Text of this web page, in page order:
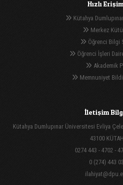
Hızlı
Kütahya
Merkez
Öğrenci Bilgi
Öğrenci İşleri
Akademik
Memnuniyet
İletişim
Kütahya Dumlupınar Üniversitesi Evliya
43100
0274 443 - 4702 -
0 (274) 443